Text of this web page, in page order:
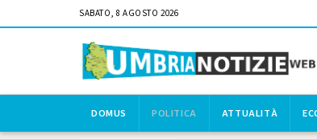
SABATO, 8 AGOSTO 2026
DOMUS POLITICA ATTUALITÀ